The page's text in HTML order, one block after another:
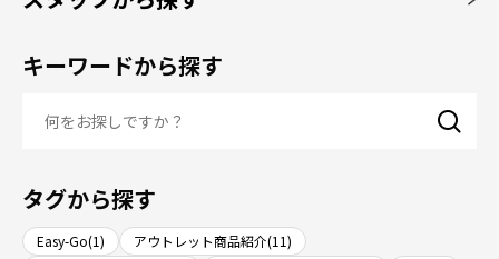
キーワードから探す
タグから探す
Easy-Go(1)
アウトレット商品紹介(11)